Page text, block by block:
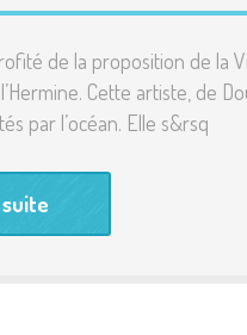
de la proposition de la
Cette artiste, de
par l’océan. Elle s&rsq